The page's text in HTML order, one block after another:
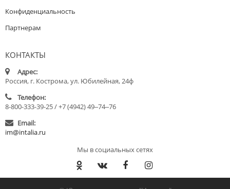
Конфиденциальность
Партнерам
КОНТАКТЫ
Адрес:
Россия, г. Кострома, ул. Юбилейная, 24ф
Телефон:
8-800-333-39-25 / +7 (4942) 49‒74‒76
Email:
im@intalia.ru
Мы в социальных сетях